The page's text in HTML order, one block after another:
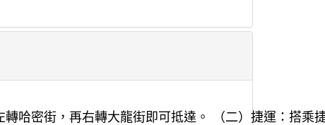
哈密街，再右轉大龍街即可抵達。 （二）捷運：搭乘